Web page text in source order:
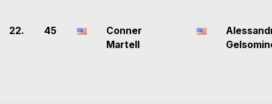
22. 45
Conner
Martell